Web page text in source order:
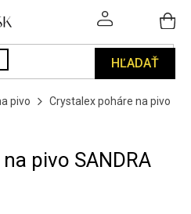
HĽADAŤ
pivo
Crystalex poháre na pivo
pivo SANDRA